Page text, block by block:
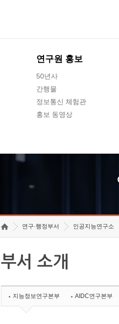
연구원 홍보
50년사
간행물
정보통신 체험관
홍보 동영상
연구·행정부서 인공지능연구소
부서 소개
지능정보연구본부 AIDC연구본부